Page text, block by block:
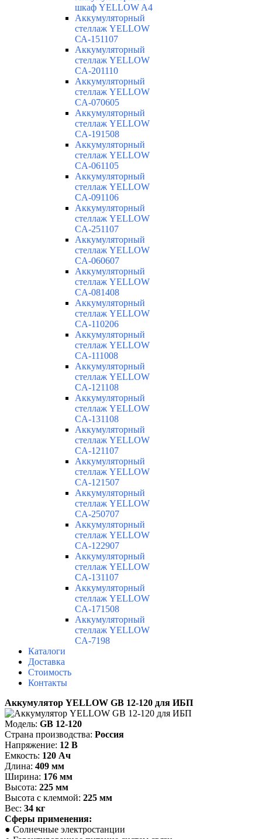
шкаф YELLOW A4
Аккумуляторный
стеллаж YELLOW
СА-151107
Аккумуляторный
стеллаж YELLOW
CA-201110
Аккумуляторный
стеллаж YELLOW
CA-070605
Аккумуляторный
стеллаж YELLOW
CA-191508
Аккумуляторный
стеллаж YELLOW
CA-061105
Аккумуляторный
стеллаж YELLOW
CA-091106
Аккумуляторный
стеллаж YELLOW
CA-251107
Аккумуляторный
стеллаж YELLOW
CA-060607
Аккумуляторный
стеллаж YELLOW
CA-081408
Аккумуляторный
стеллаж YELLOW
CA-110206
Аккумуляторный
стеллаж YELLOW
CA-111008
Аккумуляторный
стеллаж YELLOW
CA-121108
Аккумуляторный
стеллаж YELLOW
CA-131108
Аккумуляторный
стеллаж YELLOW
CA-121107
Аккумуляторный
стеллаж YELLOW
CA-121507
Аккумуляторный
стеллаж YELLOW
CA-250707
Аккумуляторный
стеллаж YELLOW
CA-122907
Аккумуляторный
стеллаж YELLOW
CA-131107
Аккумуляторный
стеллаж YELLOW
CA-171508
Аккумуляторный
стеллаж YELLOW
CA-7198
Каталоги
Доставка
Стоимость
Контакты
Аккумулятор YELLOW GB 12-120 для ИБП
Модель: GB 12-120
Страна производства: Россия
Напряжение: 12 В
Емкость: 120 Ач
Длина: 409 мм
Ширина: 176 мм
Высота: 225 мм
Высота с клеммой: 225 мм
Вес: 34 кг
Сферы применения:
● Солнечные электростанции